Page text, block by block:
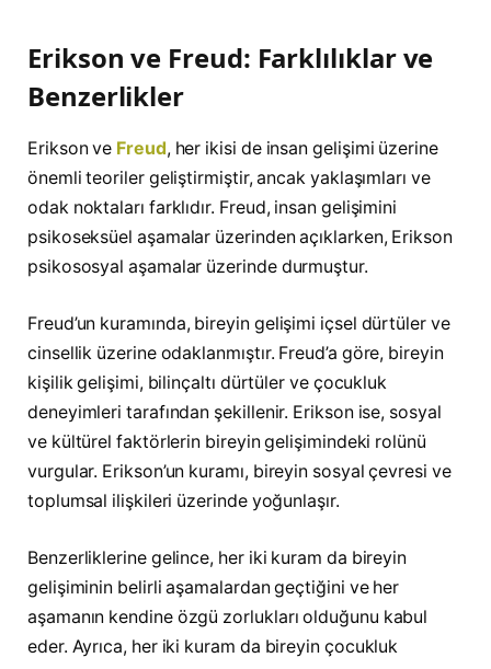
Erikson ve Freud: Farklılıklar ve
Benzerlikler
Erikson ve Freud, her ikisi de insan gelişimi üzerine
önemli teoriler geliştirmiştir, ancak yaklaşımları ve
odak noktaları farklıdır. Freud, insan gelişimini
psikoseksüel aşamalar üzerinden açıklarken, Erikson
psikososyal aşamalar üzerinde durmuştur.
Freud’un kuramında, bireyin gelişimi içsel dürtüler ve
cinsellik üzerine odaklanmıştır. Freud’a göre, bireyin
kişilik gelişimi, bilinçaltı dürtüler ve çocukluk
deneyimleri tarafından şekillenir. Erikson ise, sosyal
ve kültürel faktörlerin bireyin gelişimindeki rolünü
vurgular. Erikson’un kuramı, bireyin sosyal çevresi ve
toplumsal ilişkileri üzerinde yoğunlaşır.
Benzerliklerine gelince, her iki kuram da bireyin
gelişiminin belirli aşamalardan geçtiğini ve her
aşamanın kendine özgü zorlukları olduğunu kabul
eder. Ayrıca, her iki kuram da bireyin çocukluk